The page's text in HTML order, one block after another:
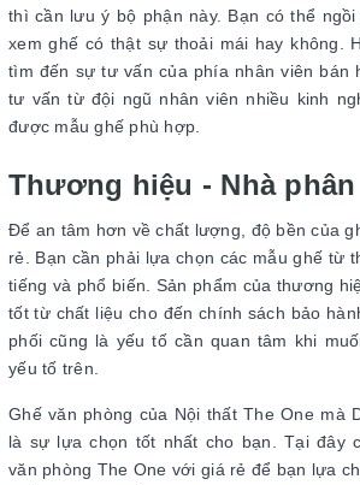
thì cần lưu ý bộ phận này. Bạn có thể
xem ghế có thật sự thoải mái hay không.
tìm đến sự tư vấn của phía nhân viên bán
tư vấn từ đội ngũ nhân viên nhiều kinh
được mẫu ghế phù hợp.
Thương hiệu - Nhà
Để an tâm hơn về chất lượng, độ bền của
rẻ. Bạn cần phải lựa chọn các mẫu ghế từ
tiếng và phổ biến. Sản phẩm của thương
tốt từ chất liệu cho đến chính sách bảo
phối cũng là yếu tố cần quan tâm khi
yếu tố trên.
Ghế văn phòng của Nội thất The One mà
là sự lựa chọn tốt nhất cho bạn. Tại đây
văn phòng The One với giá rẻ để bạn lựa